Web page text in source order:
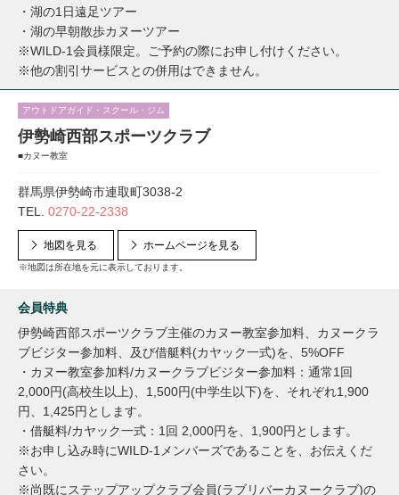
・湖の1日遠足ツアー
・湖の早朝散歩カヌーツアー
※WILD-1会員様限定。ご予約の際にお申し付けください。
※他の割引サービスとの併用はできません。
アウトドアガイド・スクール・ジム
伊勢崎西部スポーツクラブ
■カヌー教室
群馬県伊勢崎市連取町3038-2
TEL. 0270-22-2338
地図を見る
※地図は所在地を元に表示しております。
ホームページを見る
会員特典
伊勢崎西部スポーツクラブ主催のカヌー教室参加料、カヌークラ
ブビジター参加料、及び借艇料(カヤック一式)を、5%OFF
・カヌー教室参加料/カヌークラブビジター参加料：通常1回
2,000円(高校生以上)、1,500円(中学生以下)を、それぞれ1,900
円、1,425円とします。
・借艇料/カヤック一式：1回 2,000円を、1,900円とします。
※お申し込み時にWILD-1メンバーズであることを、お伝えくだ
さい。
※尚既にステップアップクラブ会員(ラブリバーカヌークラブ)の